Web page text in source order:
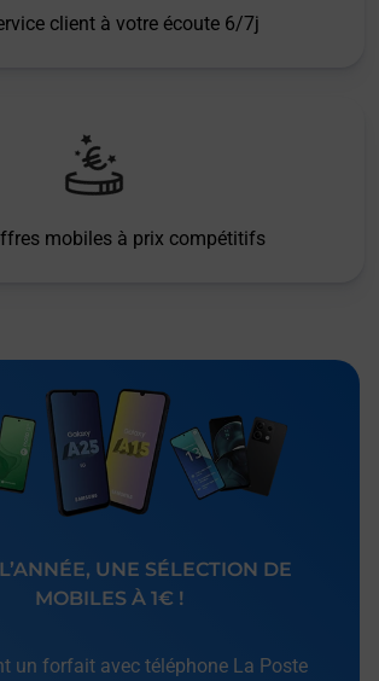
client à votre écoute 6/7j
mobiles à prix compétitifs
UNE SÉLECTION DE
MOBILES À 1€ !
un forfait avec téléphone La Poste